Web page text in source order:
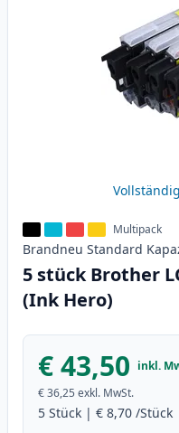
Multipack
Brandneu Standard
5 stück Brother
(Ink Hero)
€ 43,50 inkl.
€ 36,25 exkl. MwSt.
5 Stück | € 8,70 /Stück